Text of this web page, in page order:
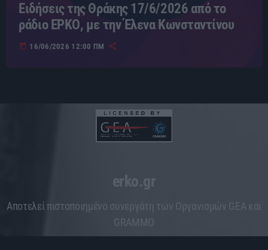
Ειδήσεις της Θράκης 17/6/2026 από το
ράδιο ΕΡΚΟ, με την Έλενα Κωνσταντίνου
today 16/06/2026 12:00 ΠΜ
erko.gr
Aποτελεί πιστοποιημένο συνεργάτη των Οργανισμών GEA και
GRAMMO